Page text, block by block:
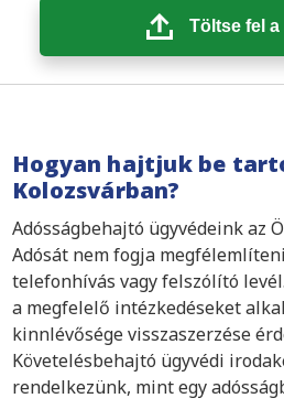
Töltse fel a
Hogyan hajtjuk be
Kolozsvárban?
Adósságbehajtó ügyvédeink az
Adósát nem fogja
telefonhívás vagy felszólító
a megfelelő intézkedéseket
kinnlévősége visszaszerzése
Követelésbehajtó ügyvédi
rendelkezünk, mint egy